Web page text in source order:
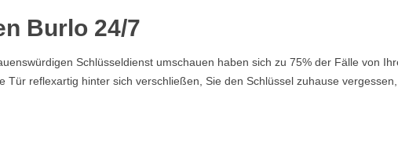
Burlo 24/7
Schlüsseldienst umschauen haben sich zu 75% der Fälle von
Tür reflexartig hinter sich verschließen, Sie den Schlüssel zuhause